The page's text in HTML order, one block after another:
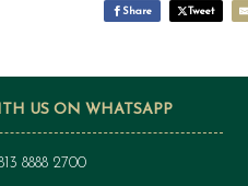
Share Tweet
US ON WHATSAPP
8888 2700